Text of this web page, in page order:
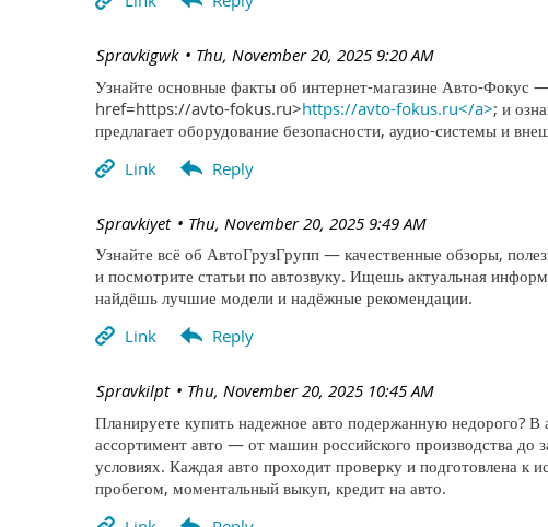
Thu, November 20, 2025 9:20 AM
| Spravkigwk
Узнайте основные факты об интернет-магазине Авто-Фокус
href=https://avto-fokus.ru>https://avto-fokus.ru</a>; и
предлагает оборудование безопасности, аудио-системы и
Thu, November 20, 2025 9:49 AM
| Spravkiyet
Узнайте всё об АвтоГрузГрупп — качественные обзоры,
и посмотрите статьи по автозвуку. Ищешь актуальная
найдёшь лучшие модели и надёжные рекомендации.
Thu, November 20, 2025 10:45 AM
| Spravkilpt
Планируете купить надежное авто подержанную
ассортимент авто — от машин российского производства
условиях. Каждая авто проходит проверку и подготовлена
пробегом, моментальный выкуп, кредит на авто.